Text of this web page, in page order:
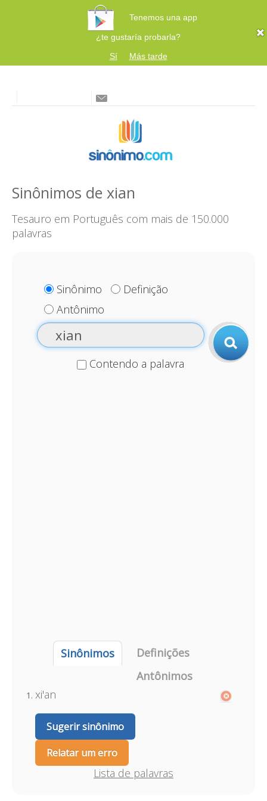
Tenemos una app
¿te gustaría probarla?
Sí
Más tarde
Sinônimos de xian
Tesauro em Português com mais de 150.000
palavras
Sinônimo
Definição
Antônimo
Contendo a palavra
Sinônimos
Definições
Antônimos
xi'an
Sugerir sinônimo
Relatar um erro
Lista de palavras